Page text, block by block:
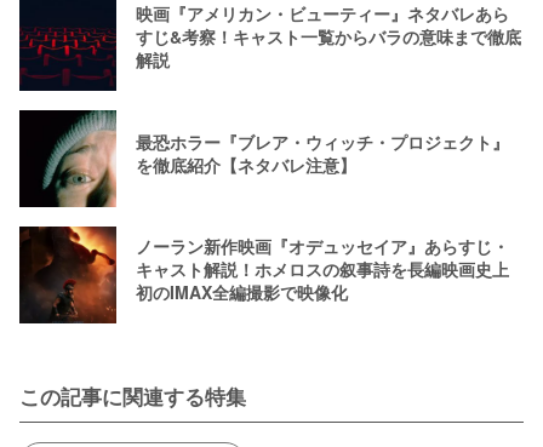
映画『アメリカン・ビューティー』ネタバレあら
すじ&考察！キャスト一覧からバラの意味まで徹底
解説
最恐ホラー『ブレア・ウィッチ・プロジェクト』
を徹底紹介【ネタバレ注意】
ノーラン新作映画『オデュッセイア』あらすじ・
キャスト解説！ホメロスの叙事詩を長編映画史上
初のIMAX全編撮影で映像化
この記事に関連する特集